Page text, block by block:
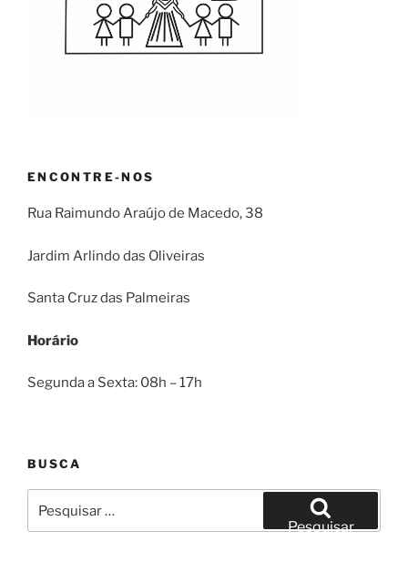
ENCONTRE-NOS
Rua Raimundo Araújo de Macedo, 38
Jardim Arlindo das Oliveiras
Santa Cruz das Palmeiras
Horário
Segunda a Sexta: 08h – 17h
BUSCA
por:
Pesquisar